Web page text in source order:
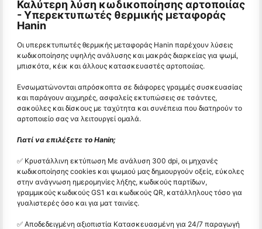
Καλύτερη λύση κωδικοποίησης αρτοποιίας
- Υπερεκτυπωτές θερμικής μεταφοράς
Hanin
Οι υπερεκτυπωτές θερμικής μεταφοράς Hanin παρέχουν λύσεις
κωδικοποίησης υψηλής ανάλυσης και μακράς διαρκείας για ψωμί,
μπισκότα, κέικ και άλλους κατασκευαστές αρτοποιίας.
Ενσωματώνονται απρόσκοπτα σε διάφορες γραμμές συσκευασίας
και παράγουν αιχμηρές, ασφαλείς εκτυπώσεις σε τσάντες,
σακούλες και δίσκους με ταχύτητα και συνέπεια που διατηρούν το
αρτοποιείο σας να λειτουργεί ομαλά.
Γιατί να επιλέξετε το Hanin;
✅ Κρυστάλλινη εκτύπωση Με ανάλυση 300 dpi, οι μηχανές
κωδικοποίησης cookies και ψωμιού μας δημιουργούν οξείς, εύκολες
στην ανάγνωση ημερομηνίες λήξης, κωδικούς παρτίδων,
γραμμικούς κωδικούς GS1 και κωδικούς QR, κατάλληλους τόσο για
γυαλιστερές όσο και για ματ ταινίες.
✅ Αποδεδειγμένη αξιοπιστία Κατασκευασμένη για 24/7 παραγωγή